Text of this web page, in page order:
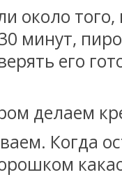
около того,
минут,
его
делаем
Когда